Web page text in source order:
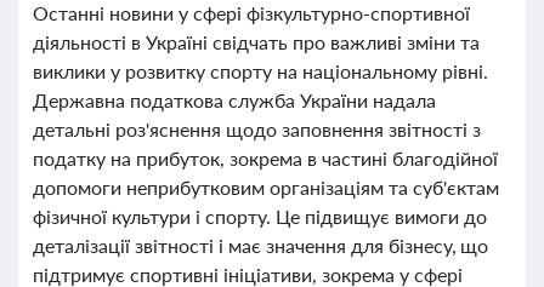
Останні новини у сфері фізкультурно-спортивної
діяльності в Україні свідчать про важливі зміни та
виклики у розвитку спорту на національному рівні.
Державна податкова служба України надала
детальні роз'яснення щодо заповнення звітності з
податку на прибуток, зокрема в частині благодійної
допомоги неприбутковим організаціям та суб'єктам
фізичної культури і спорту. Це підвищує вимоги до
деталізації звітності і має значення для бізнесу, що
підтримує спортивні ініціативи, зокрема у сфері